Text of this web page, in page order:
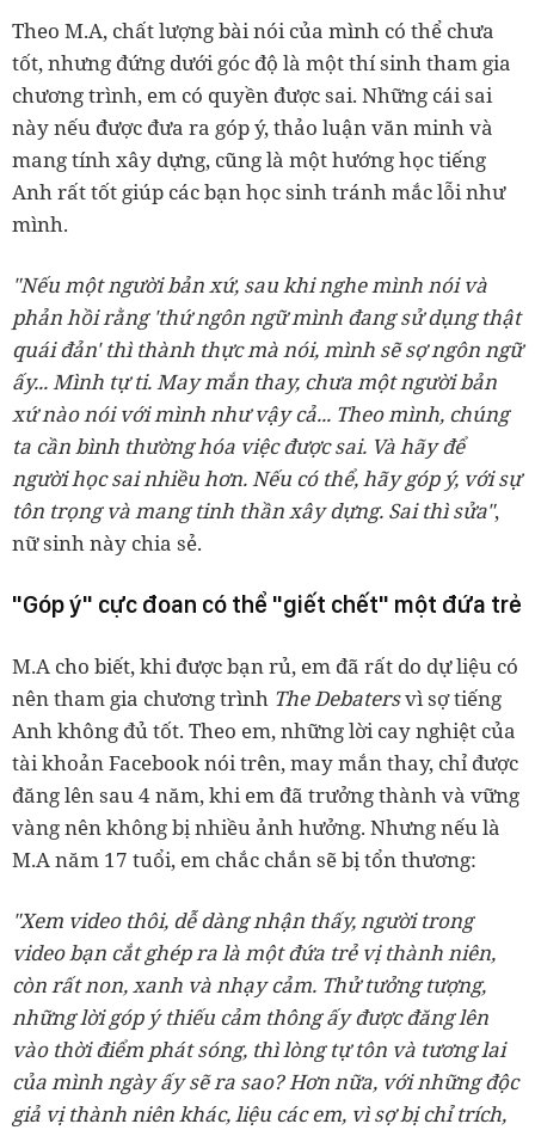
Theo M.A, chất lượng bài nói của mình có thể chưa
tốt, nhưng đứng dưới góc độ là một thí sinh tham gia
chương trình, em có quyền được sai. Những cái sai
này nếu được đưa ra góp ý, thảo luận văn minh và
mang tính xây dựng, cũng là một hướng học tiếng
Anh rất tốt giúp các bạn học sinh tránh mắc lỗi như
mình.
"Nếu một người bản xứ, sau khi nghe mình nói và
phản hồi rằng 'thứ ngôn ngữ mình đang sử dụng thật
quái đản' thì thành thực mà nói, mình sẽ sợ ngôn ngữ
ấy... Mình tự ti. May mắn thay, chưa một người bản
xứ nào nói với mình như vậy cả... Theo mình, chúng
ta cần bình thường hóa việc được sai. Và hãy để
người học sai nhiều hơn. Nếu có thể, hãy góp ý, với sự
tôn trọng và mang tinh thần xây dựng. Sai thì sửa",
nữ sinh này chia sẻ.
"Góp ý" cực đoan có thể "giết chết" một đứa trẻ
M.A cho biết, khi được bạn rủ, em đã rất do dự liệu có
nên tham gia chương trình The Debatersvì sợ tiếng
Anh không đủ tốt. Theo em, những lời cay nghiệt của
tài khoản Facebook nói trên, may mắn thay, chỉ được
đăng lên sau 4 năm, khi em đã trưởng thành và vững
vàng nên không bị nhiều ảnh hưởng. Nhưng nếu là
M.A năm 17 tuổi, em chắc chắn sẽ bị tổn thương:
"Xem video thôi, dễ dàng nhận thấy, người trong
video bạn cắt ghép ra là một đứa trẻ vị thành niên,
còn rất non, xanh và nhạy cảm. Thử tưởng tượng,
những lời góp ý thiếu cảm thông ấy được đăng lên
vào thời điểm phát sóng, thì lòng tự tôn và tương lai
của mình ngày ấy sẽ ra sao? Hơn nữa, với những độc
giả vị thành niên khác, liệu các em, vì sợ bị chỉ trích,